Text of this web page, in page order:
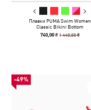
Плавки PUMA Swim Women
Classic Bikini Bottom
740,00 ₴ 1 440,00 ₴
-49%